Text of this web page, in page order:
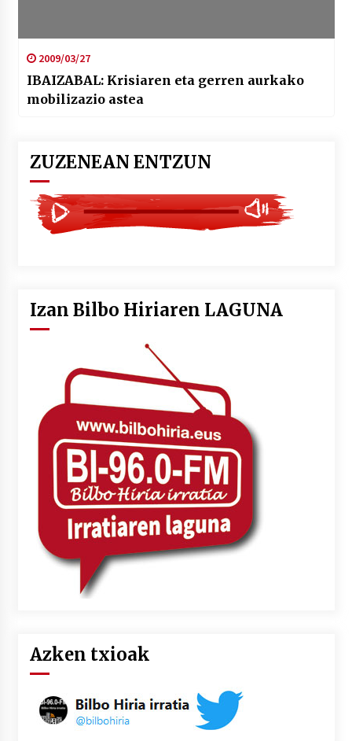
2009/03/27
IBAIZABAL: Krisiaren eta gerren aurkako
mobilizazio astea
ZUZENEAN ENTZUN
Izan Bilbo Hiriaren LAGUNA
Azken txioak